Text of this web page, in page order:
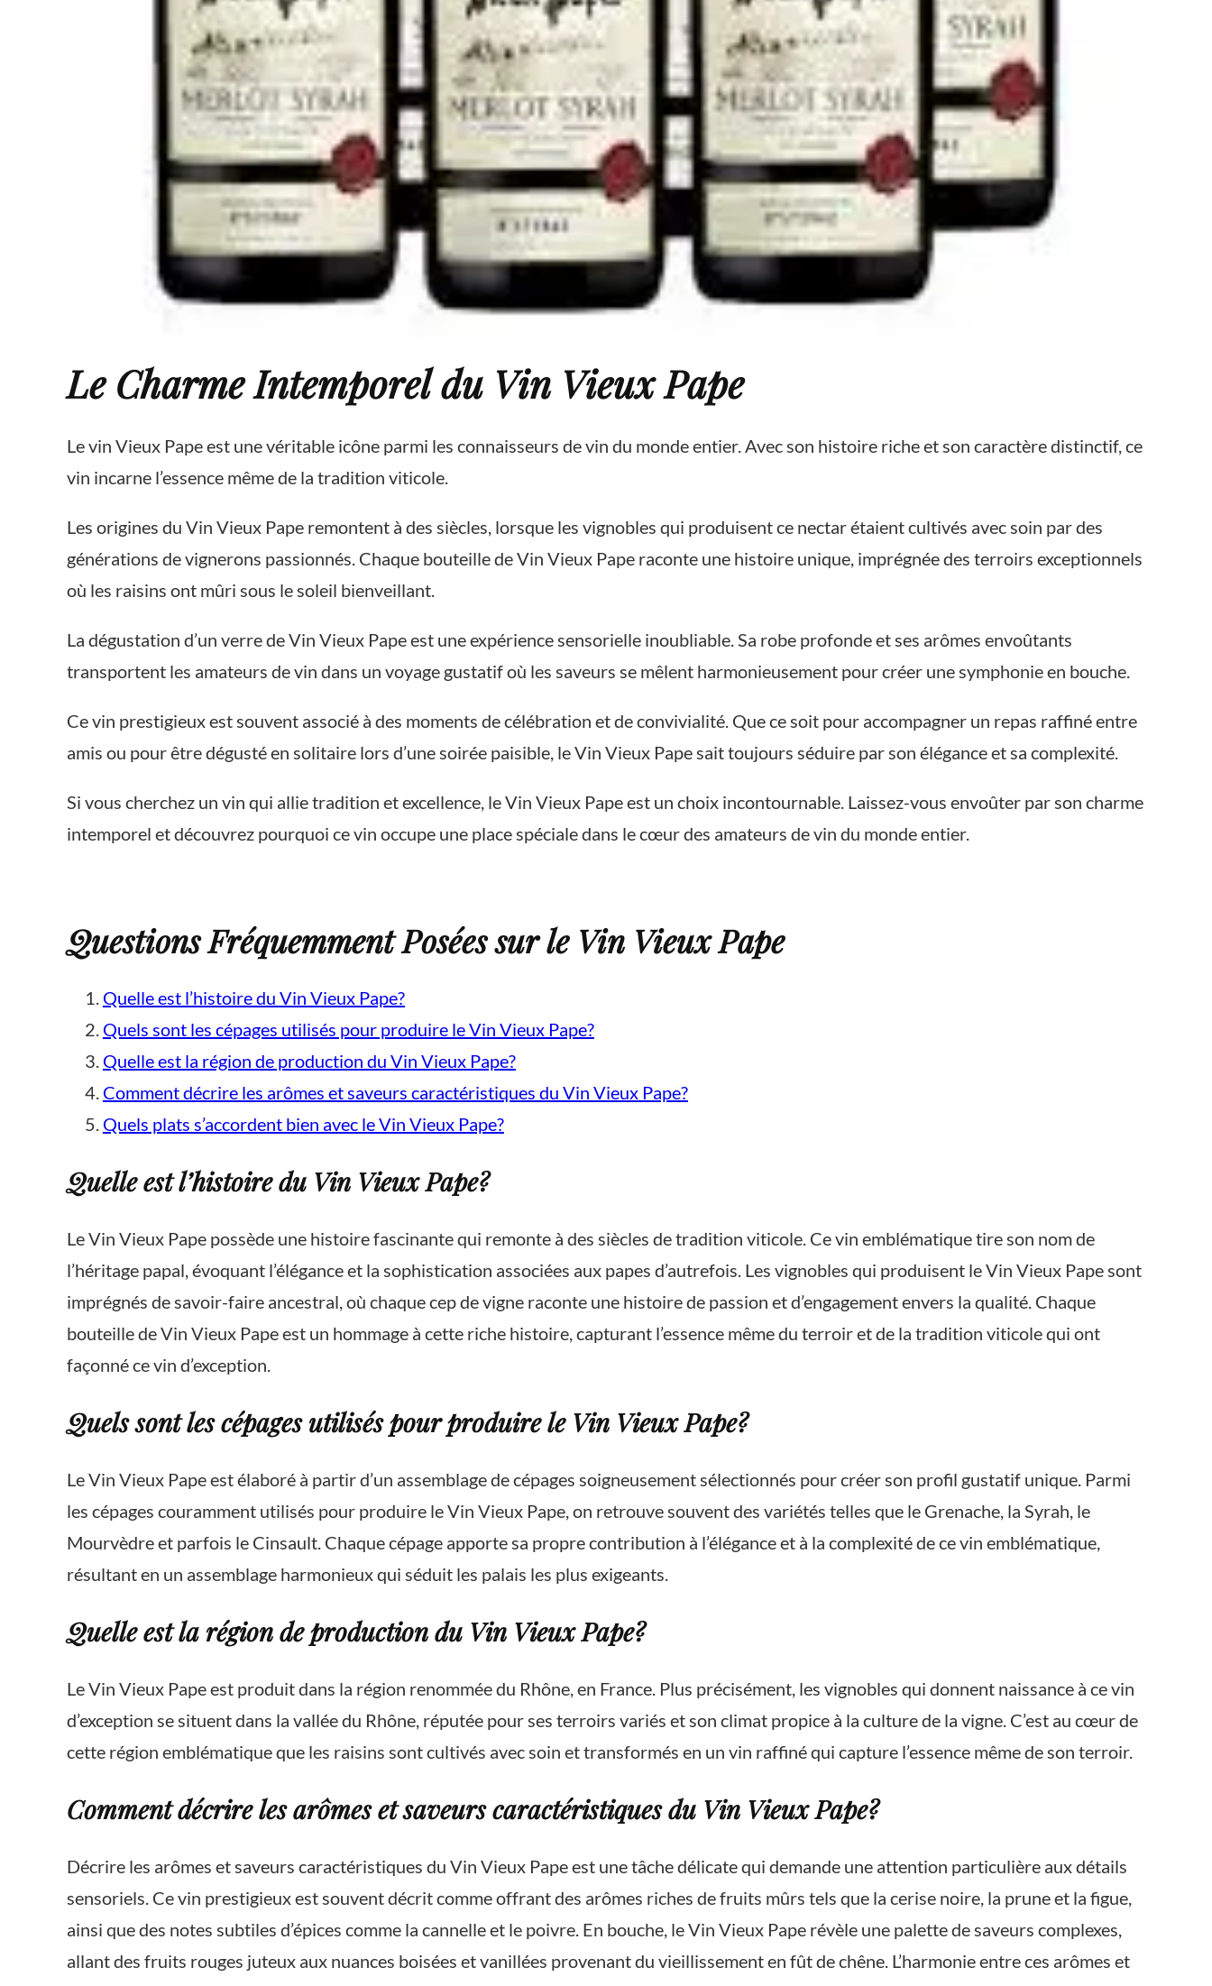
Le Charme Intemporel du Vin Vieux Pape
Le vin Vieux Pape est une véritable icône parmi les connaisseurs de vin du monde entier. Avec son histoire riche et son caractère distinctif, ce
vin incarne l’essence même de la tradition viticole.
Les origines du Vin Vieux Pape remontent à des siècles, lorsque les vignobles qui produisent ce nectar étaient cultivés avec soin par des
générations de vignerons passionnés. Chaque bouteille de Vin Vieux Pape raconte une histoire unique, imprégnée des terroirs exceptionnels
où les raisins ont mûri sous le soleil bienveillant.
La dégustation d’un verre de Vin Vieux Pape est une expérience sensorielle inoubliable. Sa robe profonde et ses arômes envoûtants
transportent les amateurs de vin dans un voyage gustatif où les saveurs se mêlent harmonieusement pour créer une symphonie en bouche.
Ce vin prestigieux est souvent associé à des moments de célébration et de convivialité. Que ce soit pour accompagner un repas raffiné entre
amis ou pour être dégusté en solitaire lors d’une soirée paisible, le Vin Vieux Pape sait toujours séduire par son élégance et sa complexité.
Si vous cherchez un vin qui allie tradition et excellence, le Vin Vieux Pape est un choix incontournable. Laissez-vous envoûter par son charme
intemporel et découvrez pourquoi ce vin occupe une place spéciale dans le cœur des amateurs de vin du monde entier.
Questions Fréquemment Posées sur le Vin Vieux Pape
Quelle est l’histoire du Vin Vieux Pape?
Quels sont les cépages utilisés pour produire le Vin Vieux Pape?
Quelle est la région de production du Vin Vieux Pape?
Comment décrire les arômes et saveurs caractéristiques du Vin Vieux Pape?
Quels plats s’accordent bien avec le Vin Vieux Pape?
Quelle est l’histoire du Vin Vieux Pape?
Le Vin Vieux Pape possède une histoire fascinante qui remonte à des siècles de tradition viticole. Ce vin emblématique tire son nom de
l’héritage papal, évoquant l’élégance et la sophistication associées aux papes d’autrefois. Les vignobles qui produisent le Vin Vieux Pape sont
imprégnés de savoir-faire ancestral, où chaque cep de vigne raconte une histoire de passion et d’engagement envers la qualité. Chaque
bouteille de Vin Vieux Pape est un hommage à cette riche histoire, capturant l’essence même du terroir et de la tradition viticole qui ont
façonné ce vin d’exception.
Quels sont les cépages utilisés pour produire le Vin Vieux Pape?
Le Vin Vieux Pape est élaboré à partir d’un assemblage de cépages soigneusement sélectionnés pour créer son profil gustatif unique. Parmi
les cépages couramment utilisés pour produire le Vin Vieux Pape, on retrouve souvent des variétés telles que le Grenache, la Syrah, le
Mourvèdre et parfois le Cinsault. Chaque cépage apporte sa propre contribution à l’élégance et à la complexité de ce vin emblématique,
résultant en un assemblage harmonieux qui séduit les palais les plus exigeants.
Quelle est la région de production du Vin Vieux Pape?
Le Vin Vieux Pape est produit dans la région renommée du Rhône, en France. Plus précisément, les vignobles qui donnent naissance à ce vin
d’exception se situent dans la vallée du Rhône, réputée pour ses terroirs variés et son climat propice à la culture de la vigne. C’est au cœur de
cette région emblématique que les raisins sont cultivés avec soin et transformés en un vin raffiné qui capture l’essence même de son terroir.
Comment décrire les arômes et saveurs caractéristiques du Vin Vieux Pape?
Décrire les arômes et saveurs caractéristiques du Vin Vieux Pape est une tâche délicate qui demande une attention particulière aux détails
sensoriels. Ce vin prestigieux est souvent décrit comme offrant des arômes riches de fruits mûrs tels que la cerise noire, la prune et la figue,
ainsi que des notes subtiles d’épices comme la cannelle et le poivre. En bouche, le Vin Vieux Pape révèle une palette de saveurs complexes,
allant des fruits rouges juteux aux nuances boisées et vanillées provenant du vieillissement en fût de chêne. L’harmonie entre ces arômes et